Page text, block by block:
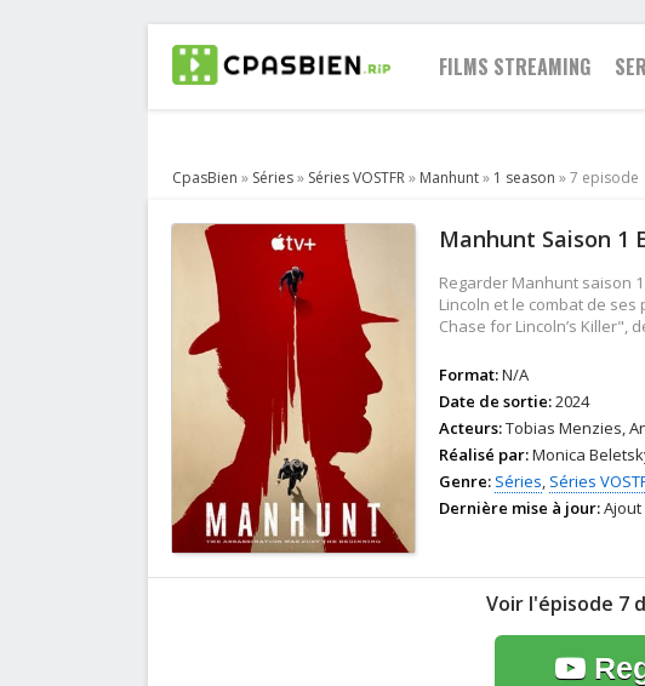
FILMS STREAMING
2020
2018
2017
2015
2014
2013
CpasBien » Séries» Séries VOSTFR» Manhunt» 1 season » 7 episode
Manhunt Saison 1
Regarder Manhunt saison
Lincoln et le combat de
Chase for Lincoln’s Killer",
Format:N/A
Date de sortie:2024
Acteurs:Tobias Menzies,
Réalisé par:Monica
Genre: Séries, Séries
Dernière mise à jour:Ajout
Voir l'épisode 7